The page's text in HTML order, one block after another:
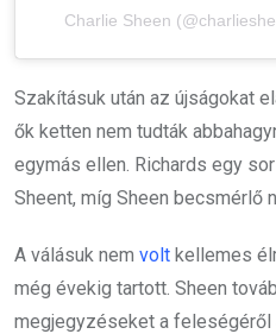
Charlie Sheen
Szakításuk után az újságokat
ők ketten nem tudták
egymás ellen. Richards egy
Sheent, míg Sheen becsmérlő
A válásuk nem volt kellemes
még évekig tartott. Sheen
megjegyzéseket a feleségéről